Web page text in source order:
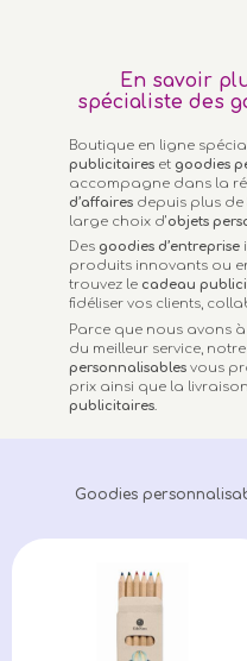
En savoir
spécialiste des
Boutique en ligne
publicitaires et goodies
accompagne dans la
d’affaires depuis plus de
large choix d’objets
Des goodies d’entreprise
produits innovants ou
trouvez le cadeau
fidéliser vos clients,
Parce que nous avons
du meilleur service,
personnalisables vous
prix ainsi que la
publicitaires.
Goodies